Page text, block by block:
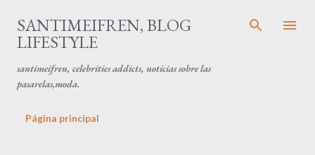
Ir al contenido principal
SANTIMEIFREN, BLOG
LIFESTYLE
santimeifren, celebrities addicts, noticias sobre las
pasarelas,moda.
Página principal